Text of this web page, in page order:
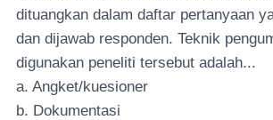
dituangkan dalam daftar pertanyaan
dan dijawab responden. Teknik
digunakan peneliti tersebut adalah...
a. Angket/kuesioner
b. Dokumentasi